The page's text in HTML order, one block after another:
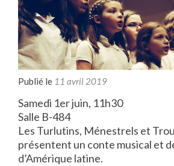
Publié le 11 avril 2019
Samedi 1er juin, 11h30
Salle B-484
Les Turlutins, Ménestrels et
présentent un conte musical et
d’Amérique latine.